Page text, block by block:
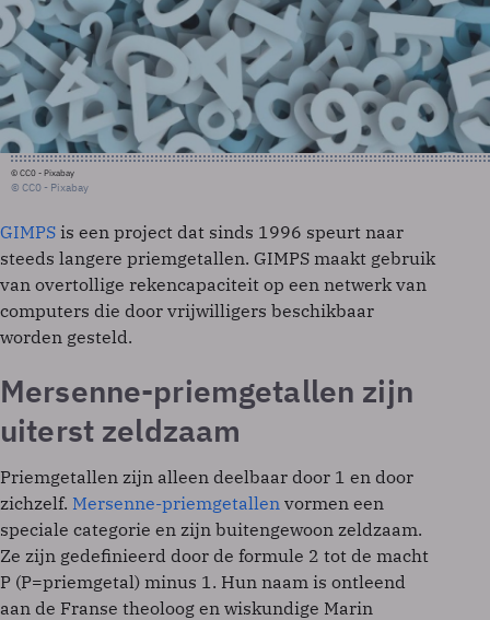
© CC0 - Pixabay
© CC0 - Pixabay
GIMPS is een project dat sinds 1996 speurt naar
steeds langere priemgetallen. GIMPS maakt gebruik
van overtollige rekencapaciteit op een netwerk van
computers die door vrijwilligers beschikbaar
worden gesteld.
Mersenne-priemgetallen zijn
uiterst zeldzaam
Priemgetallen zijn alleen deelbaar door 1 en door
zichzelf. Mersenne-priemgetallen vormen een
speciale categorie en zijn buitengewoon zeldzaam.
Ze zijn gedefinieerd door de formule 2 tot de macht
P (P=priemgetal) minus 1. Hun naam is ontleend
aan de Franse theoloog en wiskundige Marin